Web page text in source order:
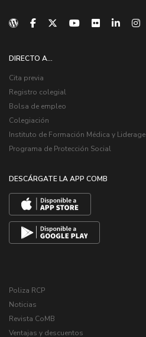
DIRECTO A...
Cita previa
Registro colegial
Bolsa de empleo
Colegiación
Instituto de Formación Médica y Liderage
Programa de Protección Social
DESCÁRGATE LA APP COMB
Poliza RCP
Noticias
Revista CoMB
Ventajas y descuentos